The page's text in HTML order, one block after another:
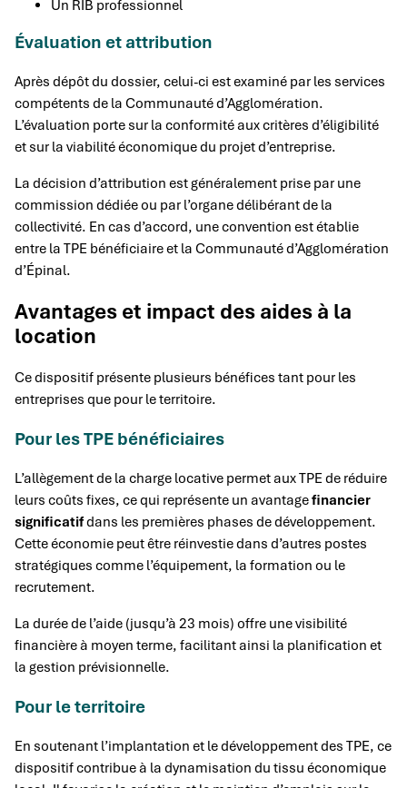
Un RIB professionnel
Évaluation et attribution
Après dépôt du dossier, celui-ci est examiné par les services
compétents de la Communauté d’Agglomération.
L’évaluation porte sur la conformité aux critères d’éligibilité
et sur la viabilité économique du projet d’entreprise.
La décision d’attribution est généralement prise par une
commission dédiée ou par l’organe délibérant de la
collectivité. En cas d’accord, une convention est établie
entre la TPE bénéficiaire et la Communauté d’Agglomération
d’Épinal.
Avantages et impact des aides à la
location
Ce dispositif présente plusieurs bénéfices tant pour les
entreprises que pour le territoire.
Pour les TPE bénéficiaires
L’allègement de la charge locative permet aux TPE de réduire
leurs coûts fixes, ce qui représente un avantagefinancier
significatifdans les premières phases de développement.
Cette économie peut être réinvestie dans d’autres postes
stratégiques comme l’équipement, la formation ou le
recrutement.
La durée de l’aide (jusqu’à 23 mois) offre une visibilité
financière à moyen terme, facilitant ainsi la planification et
la gestion prévisionnelle.
Pour le territoire
En soutenant l’implantation et le développement des TPE, ce
dispositif contribue à la dynamisation du tissu économique